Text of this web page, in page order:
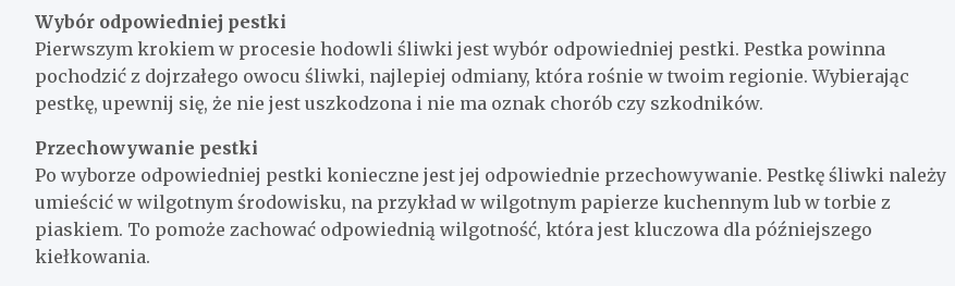
Wybór odpowiedniej pestki
Pierwszym krokiem w procesie hodowli śliwki jest wybór odpowiedniej pestki. Pestka powinna
pochodzić z dojrzałego owocu śliwki, najlepiej odmiany, która rośnie w twoim regionie. Wybierając
pestkę, upewnij się, że nie jest uszkodzona i nie ma oznak chorób czy szkodników.
Przechowywanie pestki
Po wyborze odpowiedniej pestki konieczne jest jej odpowiednie przechowywanie. Pestkę śliwki należy
umieścić w wilgotnym środowisku, na przykład w wilgotnym papierze kuchennym lub w torbie z
piaskiem. To pomoże zachować odpowiednią wilgotność, która jest kluczowa dla późniejszego
kiełkowania.